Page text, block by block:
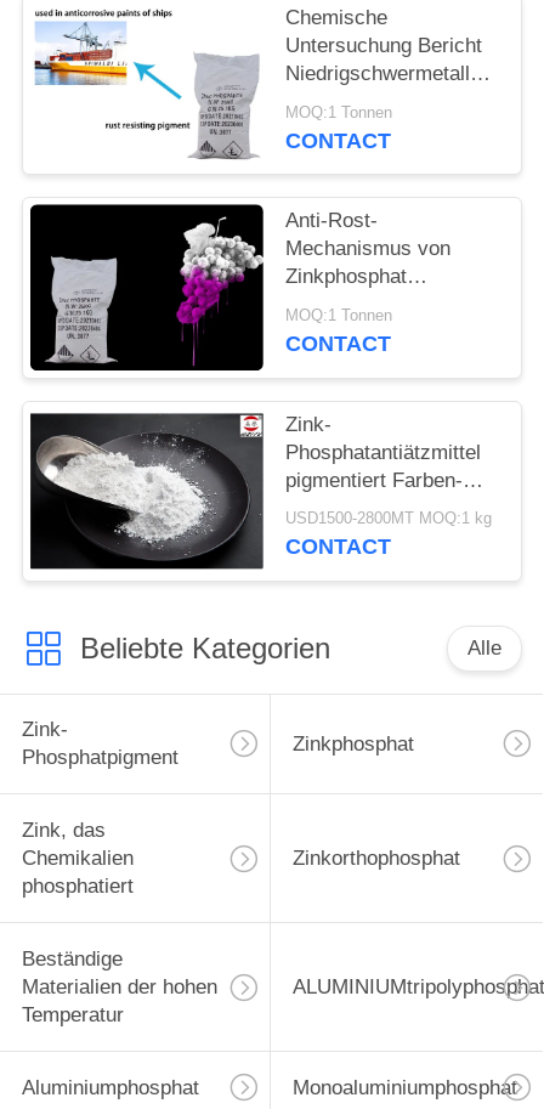
PRIVACY
POLICY
Chemische
Untersuchung Bericht
Niedrigschwermetall
Zink Phosphat
Antikorrosive Pigmente
MOQ:1 Tonnen
CONTACT
Anti-Rost-
Mechanismus von
Zinkphosphat
chemischem Pigment
zur
MOQ:1 Tonnen
CONTACT
Zink-
Phosphatantiätzmittel
pigmentiert Farben-
Zusätze und
Beschichtungs-Zusätze
USD1500-2800MT MOQ:1 kg
CONTACT
Beliebte Kategorien Alle
Zink-
Phosphatpigment
Zinkphosphat
Zink, das
Chemikalien
phosphatiert
Zinkorthophosphat
Beständige
Materialien der hohen
Temperatur
ALUMINIUMtripolyphosphat
Aluminiumphosphat Monoaluminiumphosphat